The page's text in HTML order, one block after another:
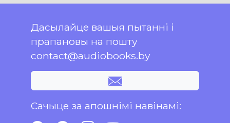
Дасылайце вашыя пытанні і
прапановы на пошту
contact@audiobooks.by
Сачыце за апошнімі навінамі: